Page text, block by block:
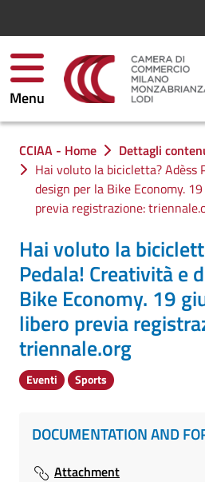
Menu
You are in:
CCIAA - Home
Dettagli
Hai voluto la bicicletta? Adèss
design per la Bike Economy.
previa registrazione:
Hai voluto la
Pedala! Creatività e
Bike Economy. 19
libero previa
triennale.org
Eventi Sports
DOCUMENTATION AND
Attachment